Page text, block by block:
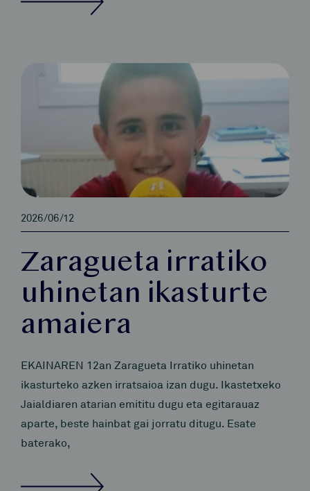
2026/06/12
Zaragueta irratiko
uhinetan ikasturte
amaiera
EKAINAREN 12an Zaragueta Irratiko uhinetan
ikasturteko azken irratsaioa izan dugu. Ikastetxeko
Jaialdiaren atarian emititu dugu eta egitarauaz
aparte, beste hainbat gai jorratu ditugu. Esate
baterako,